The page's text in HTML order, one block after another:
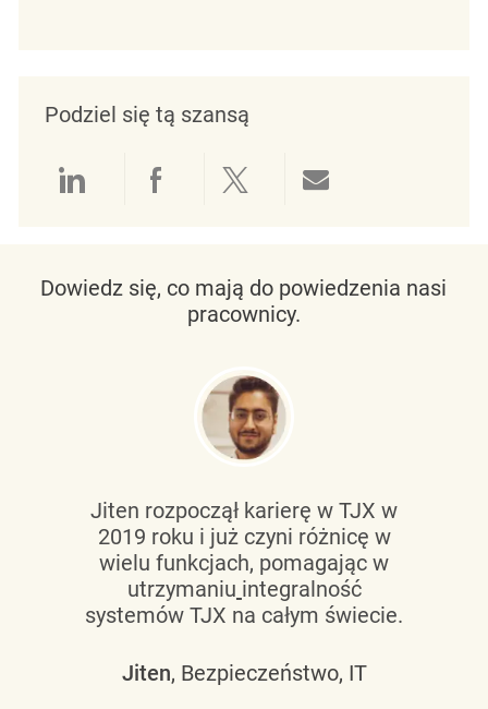
Podziel się tą szansą
Udostępnianie przez LinkedIn
Udostępnianie przez
Udostępnij przez
Dowiedz się, co mają do powiedzenia nasi
pracownicy.
Jiten rozpoczął karierę w TJX w
2019 roku i już czyni różnicę w
wielu funkcjach, pomagając w
utrzymaniu integralność
systemów TJX na całym świecie.
Jiten, Bezpieczeństwo, IT